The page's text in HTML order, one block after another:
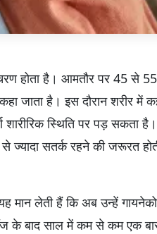
होता है। आमतौर पर 45 से
जाता है। इस दौरान शरीर में
स्थिति पर पड़ सकता है।
सतर्क रहने की जरूरत
मान लेती हैं कि अब उन्हें
के बाद साल में कम से कम एक